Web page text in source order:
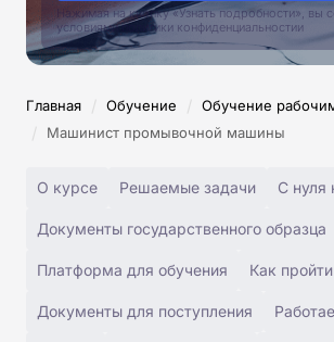
Нажимая на кнопку «Узнать подробности», вы
условиями политики конфиденциальностии
Главная / Обучение / Обучение
/ Машинист промывочной машины
О курсе Решаемые задачи С нуля
Документы государственного образца
Платформа для обучения Как
Документы для поступления